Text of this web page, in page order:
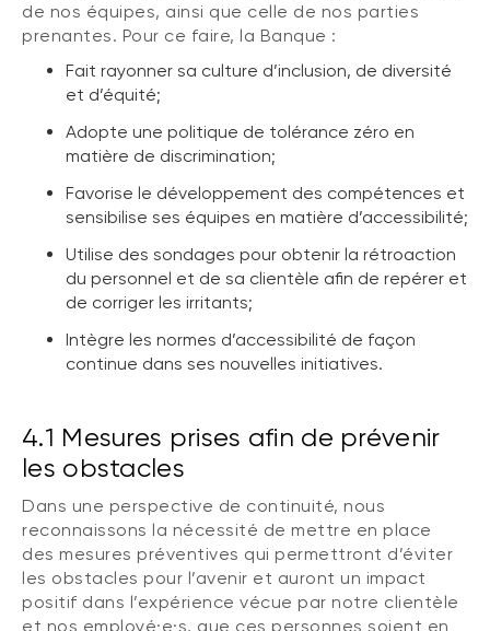
de nos équipes, ainsi que celle de nos parties
prenantes. Pour ce faire, la Banque :
Fait rayonner sa culture d’inclusion, de diversité
et d’équité;
Adopte une politique de tolérance zéro en
matière de discrimination;
Favorise le développement des compétences et
sensibilise ses équipes en matière d’accessibilité;
Utilise des sondages pour obtenir la rétroaction
du personnel et de sa clientèle afin de repérer et
de corriger les irritants;
Intègre les normes d’accessibilité de façon
continue dans ses nouvelles initiatives.
4.1 Mesures prises afin de prévenir
les obstacles
Dans une perspective de continuité, nous
reconnaissons la nécessité de mettre en place
des mesures préventives qui permettront d’éviter
les obstacles pour l’avenir et auront un impact
positif dans l’expérience vécue par notre clientèle
et nos employé·e·s, que ces personnes soient en